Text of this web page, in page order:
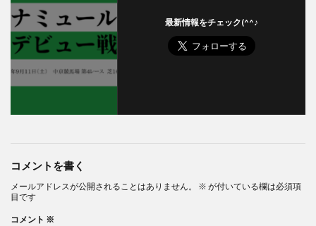
最新情報をチェック(^^♪
コメントを書く
メールアドレスが公開されることはありません。 ※ が付いている欄は必須項
目です
コメント ※